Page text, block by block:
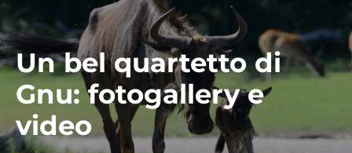
Un bel quartetto di
Gnu: fotogallery e
video